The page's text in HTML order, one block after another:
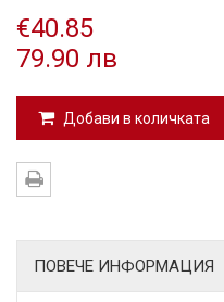
€40.85
79.90 лв
Добави в количката
ПОВЕЧЕ ИНФОРМАЦИЯ